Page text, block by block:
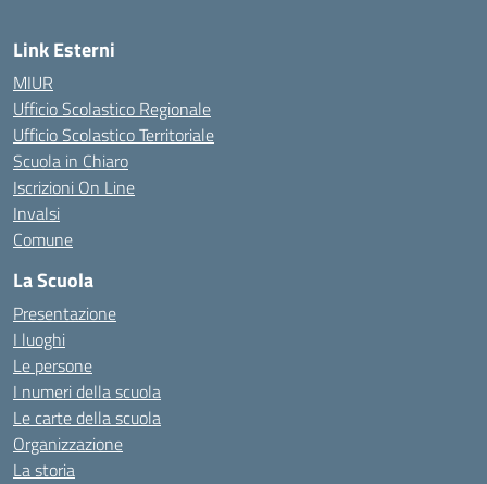
Link Esterni
MIUR
Ufficio Scolastico Regionale
Ufficio Scolastico Territoriale
Scuola in Chiaro
Iscrizioni On Line
Invalsi
Comune
La Scuola
Presentazione
I luoghi
Le persone
I numeri della scuola
Le carte della scuola
Organizzazione
La storia